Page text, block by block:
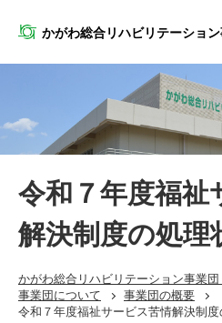
かがわ総合リハビリテーション
令和７年度福祉
解決制度の処理
かがわ総合リハビリテーション事業団
事業団について
事業団の概要
令和７年度福祉サービス苦情解決制